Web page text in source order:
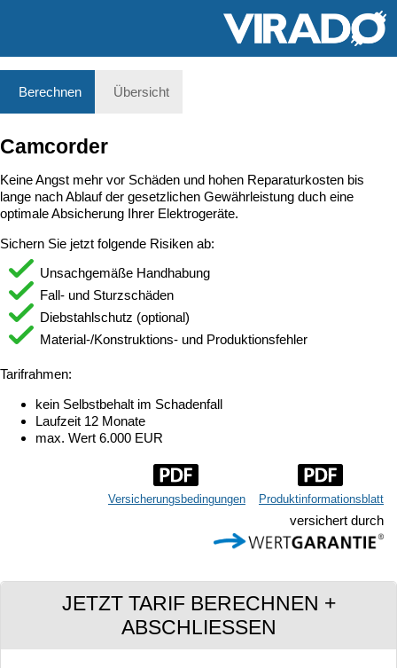
Berechnen Übersicht
Camcorder
Keine Angst mehr vor Schäden und hohen Reparaturkosten bis
lange nach Ablauf der gesetzlichen Gewährleistung duch eine
optimale Absicherung Ihrer Elektrogeräte.
Sichern Sie jetzt folgende Risiken ab:
Unsachgemäße Handhabung
Fall- und Sturzschäden
Diebstahlschutz (optional)
Material-/Konstruktions- und Produktionsfehler
Tarifrahmen:
kein Selbstbehalt im Schadenfall
Laufzeit 12 Monate
max. Wert 6.000 EUR
Produktinformationsblatt
Versicherungsbedingungen
versichert durch
JETZT TARIF BERECHNEN +
ABSCHLIESSEN